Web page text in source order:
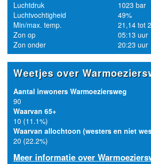
Luchtdruk
1023 bar
Luchtvochtigheid
49%
Min/max. temp.
21,14 tot
Zon op
05:13 uur
Zon onder
20:23 uur
Weetjes over
Aantal inwoners Warmoeziersweg
90
Waarvan 65+
10 (11.1%)
Waarvan allochtoon (westers en niet
20 (22.2%)
Meer informatie over